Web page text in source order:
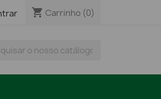
shopping_cart Carrinho (0)